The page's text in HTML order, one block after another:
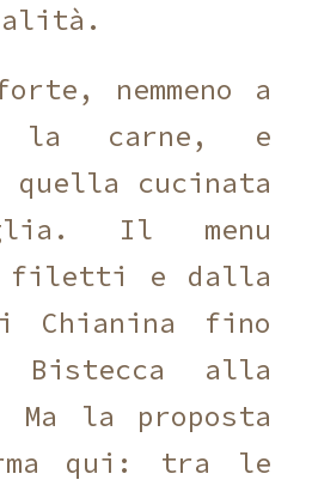
nemmeno a
carne,
e
quella cucinata
Il menu
filetti e dalla
Chianina fino
alla
Ma la proposta
qui:
tra le